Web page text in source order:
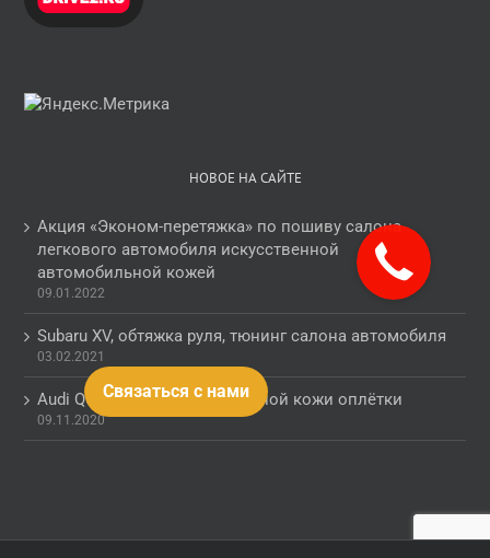
Связаться с нами
НОВОЕ НА САЙТЕ
Акция «Эконом-перетяжка» по пошиву салона
легкового автомобиля искусственной
автомобильной кожей
09.01.2022
Subaru XV, обтяжка руля, тюнинг салона автомобиля
03.02.2021
Audi Q5, обогрев руля с заменой кожи оплётки
09.11.2020